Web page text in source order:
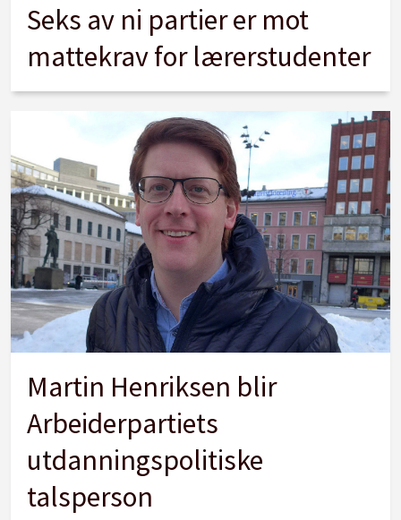
Seks av ni partier er mot
mattekrav for lærerstudenter
Martin Henriksen blir
Arbeiderpartiets
utdanningspolitiske
talsperson